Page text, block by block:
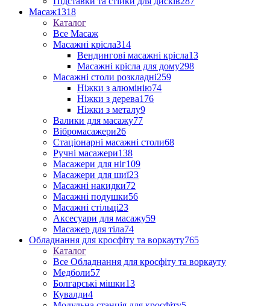
Масаж1318
Каталог
Все Масаж
Масажні крісла314
Вендингові масажні крісла13
Масажні крісла для дому298
Масажні столи розкладні259
Ніжки з алюмінію74
Ніжки з дерева176
Ніжки з металу9
Валики для масажу77
Вібромасажери26
Стаціонарні масажні столи68
Ручні масажери138
Масажери для ніг109
Масажери для шиї23
Масажні накидки72
Масажні подушки56
Масажні стільці23
Аксесуари для масажу59
Масажер для тіла74
Обладнання для кросфіту та воркауту765
Каталог
Все Обладнання для кросфіту та воркауту
Медболи57
Болгарські мішки13
Кувалди4